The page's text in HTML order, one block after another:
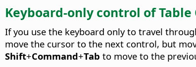
Keyboard-only control of
If you use the keyboard only to travel
move the cursor to the next control, but
Shift+Command+Tab to move to the